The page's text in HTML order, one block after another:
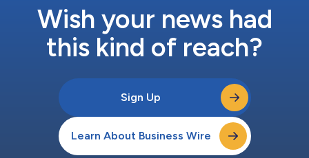
げよう）キャンペーンの一環であり、6大陸75カ国以上...
Wish your news had
this kind of reach?
Sign Up
Learn About Business Wire